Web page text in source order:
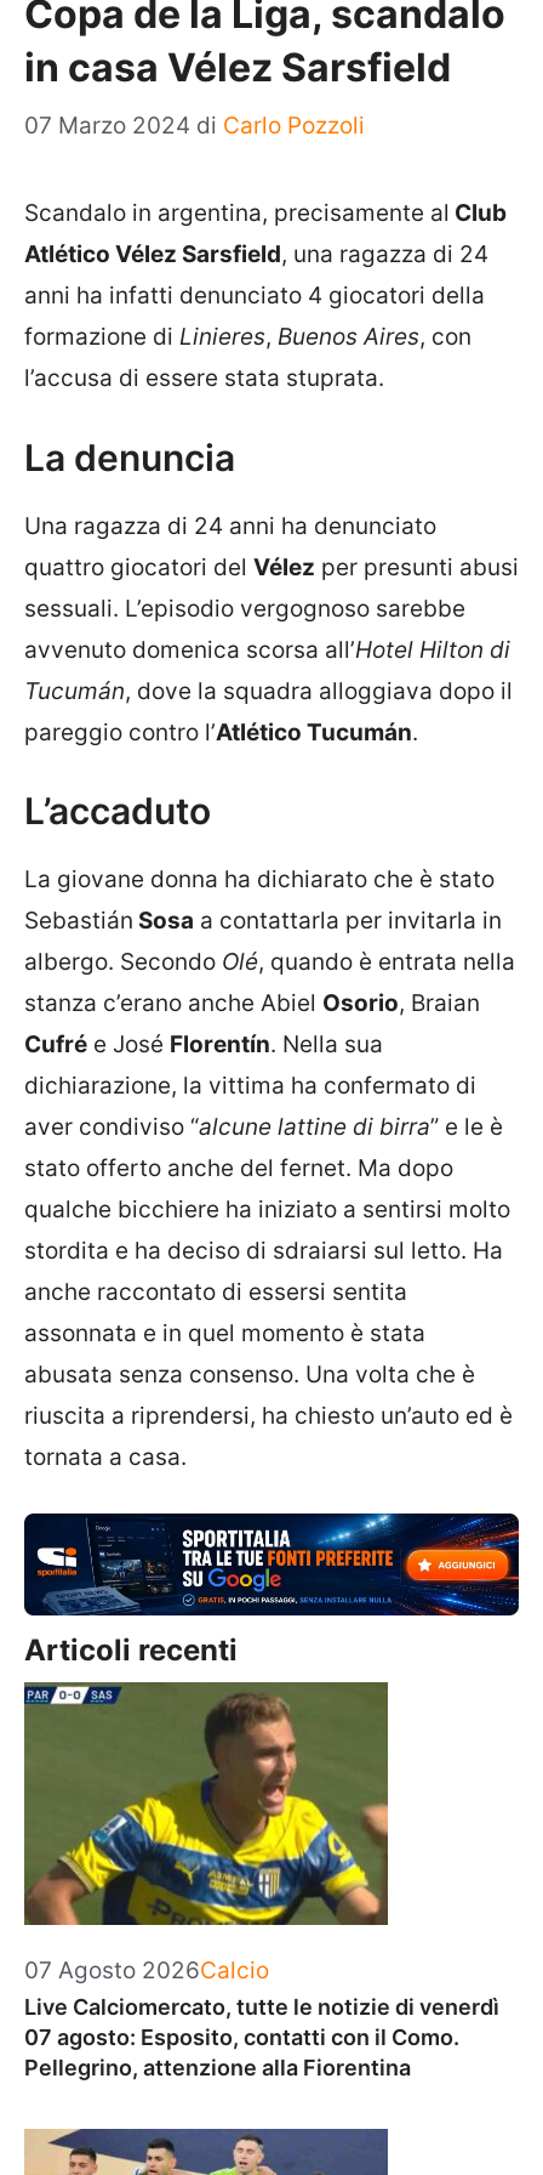
Copa de la Liga, scandalo
in casa Vélez Sarsfield
07 Marzo 2024 di Carlo Pozzoli
Scandalo in argentina, precisamente al Club
Atlético Vélez Sarsfield, una ragazza di 24
anni ha infatti denunciato 4 giocatori della
formazione di Linieres, Buenos Aires, con
l’accusa di essere stata stuprata.
La denuncia
Una ragazza di 24 anni ha denunciato
quattro giocatori del Vélez per presunti abusi
sessuali. L’episodio vergognoso sarebbe
avvenuto domenica scorsa all’Hotel Hilton di
Tucumán, dove la squadra alloggiava dopo il
pareggio contro l’Atlético Tucumán.
L’accaduto
La giovane donna ha dichiarato che è stato
Sebastián Sosa a contattarla per invitarla in
albergo. Secondo Olé, quando è entrata nella
stanza c’erano anche Abiel Osorio, Braian
Cufré e José Florentín. Nella sua
dichiarazione, la vittima ha confermato di
aver condiviso “alcune lattine di birra” e le è
stato offerto anche del fernet. Ma dopo
qualche bicchiere ha iniziato a sentirsi molto
stordita e ha deciso di sdraiarsi sul letto. Ha
anche raccontato di essersi sentita
assonnata e in quel momento è stata
abusata senza consenso. Una volta che è
riuscita a riprendersi, ha chiesto un’auto ed è
tornata a casa.
Articoli recenti
07 Agosto 2026Categorie
Calcio
Live Calciomercato, tutte le notizie di venerdì
07 agosto: Esposito, contatti con il Como.
Pellegrino, attenzione alla Fiorentina